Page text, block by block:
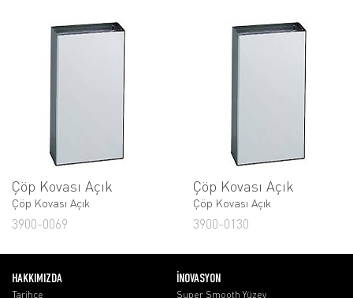
Çöp Kovası Açık
Çöp Kovası Açık
3900-0069
Çöp Kovası Açık
Çöp Kovası Açık
3900-0130
HAKKIMIZDA
Tarihçe
İNOVASYON
Super Smooth Yüzey